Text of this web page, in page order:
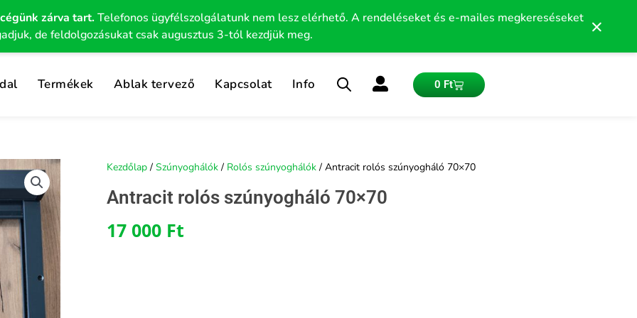
zárva tart.Telefonos ügyfélszolgálatunk nem lesz elérhető. A rendeléseket és e-mailes megkereséseket
de feldolgozásukat csak augusztus 3-tól kezdjük meg.
×
Termékek Ablak tervező Kapcsolat Info 0 FtKosár
Kezdőlap / Szúnyoghálók / Rolós szúnyoghálók / Antracit rolós szúnyogháló 70×70
Antracit rolós szúnyogháló 70×70
17 000 Ft